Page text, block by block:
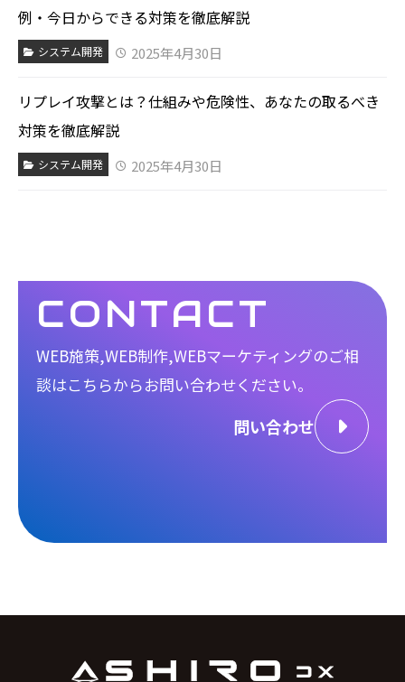
例・今日からできる対策を徹底解説
システム開発 2025年4月30日
リプレイ攻撃とは？仕組みや危険性、あなたの取るべき
対策を徹底解説
システム開発 2025年4月30日
CONTACT
WEB施策,WEB制作,WEBマーケティングのご相
談はこちらからお問い合わせください。
問い合わせ